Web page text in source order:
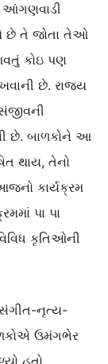
છે તે જોતા તેઓ
કોઇ પણ
છે. રાજ્ય
છે. બાળકોને આ
થાય, તેનો
કાર્યક્રમ
પા પા
કૃતિઓની
સંગીત-નૃત્ય-
ઉમંગભેર